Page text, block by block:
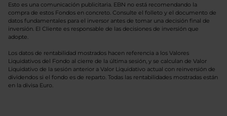
Esto es una comunicación publicitaria. EBN no está recomendando la
compra de estos Fondos en concreto. Consulte el folleto y el documento de
datos fundamentales para el inversor antes de tomar una decisión final de
inversión. El Cliente es responsable de las decisiones de inversión que
adopte.
Los datos de rentabilidad mostrados hacen referencia a los Valores
Liquidativos del Fondo al cierre de la última sesión, y se calculan de Valor
Liquidativo de la sesión anterior a Valor Liquidativo actual con reinversión de
dividendos si el fondo es de reparto. Todas las rentabilidades mostradas están
en la divisa Euro.